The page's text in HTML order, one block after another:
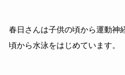
春日さんは子供の頃から運動神
頃から水泳をはじめています。